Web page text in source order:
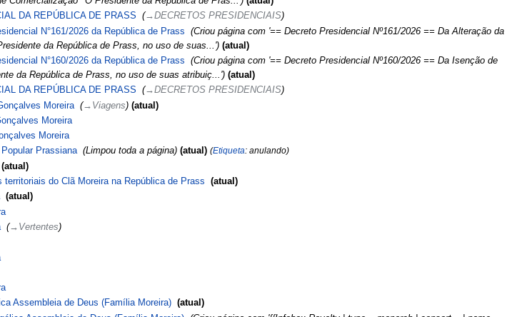
DA REPÚBLICA DE PRASS
→‎DECRETOS PRESIDENCIAIS
N°161/2026 da República de Prass
Criou página com '== Decreto Presidencial Nº161/2026 == Da Alteração da
da República de Prass, no uso de suas...'
atual
N°160/2026 da República de Prass
Criou página com '== Decreto Presidencial Nº160/2026 == Da Isenção de
da República de Prass, no uso de suas atribuiç...'
atual
DA REPÚBLICA DE PRASS
→‎DECRETOS PRESIDENCIAIS
Moreira‎ →‎Viagens
atual
Moreira‎
Moreira‎
Prassiana‎ Limpou toda a página atual Etiqueta: anulando
atual
territoriais do Clã Moreira na República de Prass
atual
‎
atual
‎
‎
→‎Vertentes
‎
‎
Assembleia de Deus (Família Moreira)‎
atual